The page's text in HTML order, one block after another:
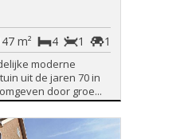
1
1
4
m²
moderne
uit de jaren 70 in
door groe...